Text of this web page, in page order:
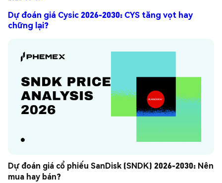
Dự đoán giá Cysic 2026-2030: CYS tăng vọt hay
chững lại?
Dự đoán giá cổ phiếu SanDisk (SNDK) 2026-2030: Nên
mua hay bán?